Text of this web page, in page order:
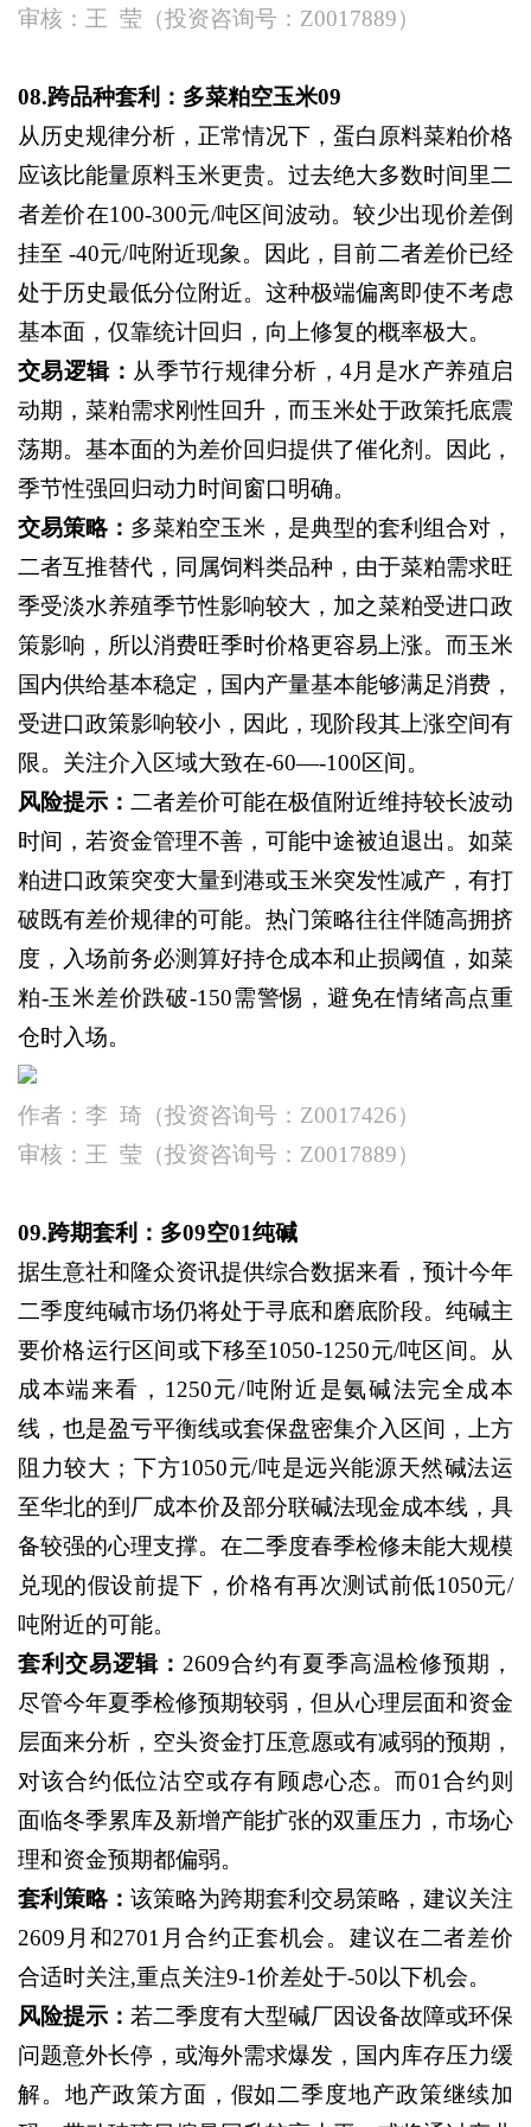
审核：王 莹（投资咨询号： Z0017889）
08.跨品种套利：多菜粕空玉米09
从历史规律分析，正常情况下，蛋白原料菜粕价格
应该比能量原料玉米更贵。过去绝大多数时间里二
者差价在100-300元/吨区间波动。较少出现价差倒
挂至 -40元/吨附近现象。因此，目前二者差价已经
处于历史最低分位附近。这种极端偏离即使不考虑
基本面，仅靠统计回归，向上修复的概率极大。
交易逻辑： 从季节行规律分析，4月是水产养殖启
动期，菜粕需求刚性回升，而玉米处于政策托底震
荡期。基本面的为差价回归提供了催化剂。因此，
季节性强回归动力时间窗口明确。
交易策略： 多菜粕空玉米，是典型的套利组合对，
二者互推替代，同属饲料类品种，由于菜粕需求旺
季受淡水养殖季节性影响较大，加之菜粕受进口政
策影响，所以消费旺季时价格更容易上涨。而玉米
国内供给基本稳定，国内产量基本能够满足消费，
受进口政策影响较小，因此，现阶段其上涨空间有
限。关注介入区域大致在-60—-100区间。
风险提示： 二者差价可能在极值附近维持较长波动
时间，若资金管理不善，可能中途被迫退出。如菜
粕进口政策突变大量到港或玉米突发性减产，有打
破既有差价规律的可能。热门策略往往伴随高拥挤
度，入场前务必测算好持仓成本和止损阈值，如菜
粕-玉米差价跌破-150需警惕，避免在情绪高点重
仓时入场。
作者：李 琦（投资咨询号： Z0017426）
审核：王 莹（投资咨询号： Z0017889）
09.跨期套利：多09空01纯碱
据生意社和隆众资讯提供综合数据来看，预计今年
二季度纯碱市场仍将处于寻底和磨底阶段。纯碱主
要价格运行区间或下移至1050-1250元/吨区间。从
成本端来看，1250元/吨附近是氨碱法完全成本
线，也是盈亏平衡线或套保盘密集介入区间，上方
阻力较大；下方1050元/吨是远兴能源天然碱法运
至华北的到厂成本价及部分联碱法现金成本线，具
备较强的心理支撑。在二季度春季检修未能大规模
兑现的假设前提下，价格有再次测试前低1050元/
吨附近的可能。
套利交易逻辑 ： 2609合约有夏季高温检修预期，
尽管今年夏季检修预期较弱，但从心理层面和资金
层面来分析，空头资金打压意愿或有减弱的预期，
对该合约低位沽空或存有顾虑心态。而01合约则
面临冬季累库及新增产能扩张的双重压力，市场心
理和资金预期都偏弱。
套利策略： 该策略为跨期套利交易策略，建议关注
2609月和2701月合约正套机会。建议在二者差价
合适时关注,重点关注9-1价差处于-50以下机会。
风险提示： 若二季度有大型碱厂因设备故障或环保
问题意外长停，或海外需求爆发，国内库存压力缓
解。地产政策方面，假如二季度地产政策继续加